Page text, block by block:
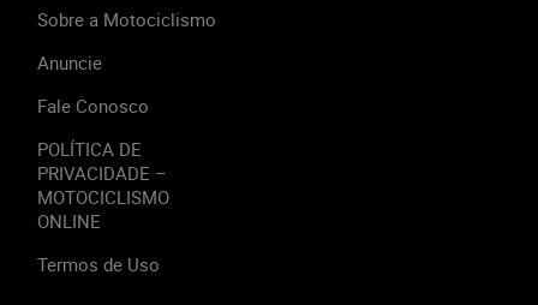
Sobre a Motociclismo
Anuncie
Fale Conosco
POLÍTICA DE
PRIVACIDADE –
MOTOCICLISMO
ONLINE
Termos de Uso